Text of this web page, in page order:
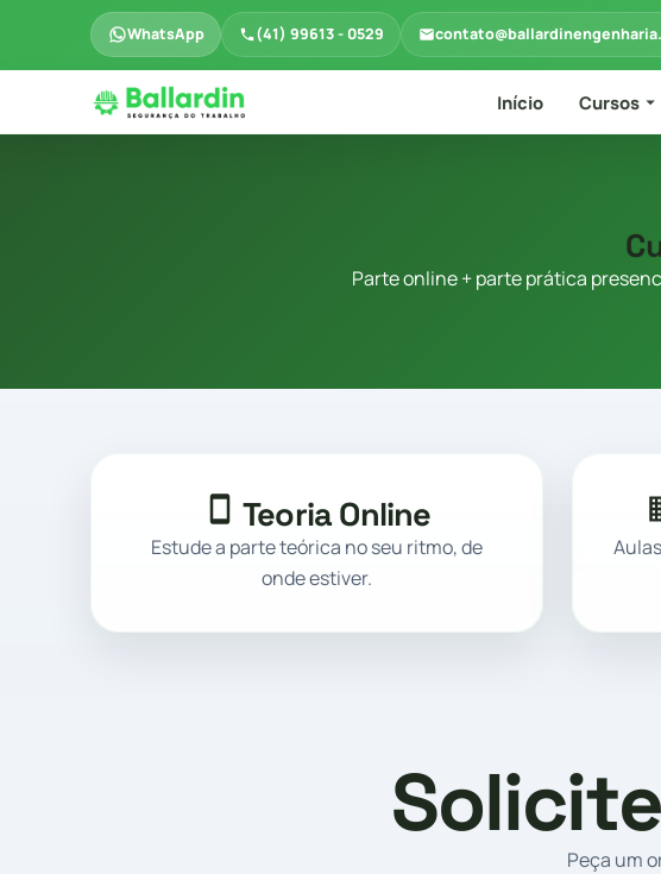
WhatsApp (41) 99613 - 0529
Início Cursos
Parte online + parte prática
Teoria Online
Estude a parte teórica no seu ritmo, de
onde estiver.
Peça um